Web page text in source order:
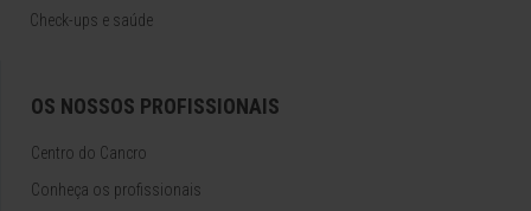
Check-ups e saúde
OS NOSSOS PROFISSIONAIS
Centro do Cancro
Conheça os profissionais